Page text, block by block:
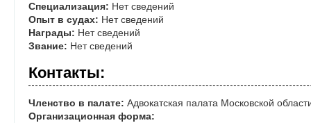
Специализация: Нет сведений
Опыт в судах: Нет сведений
Награды: Нет сведений
Звание: Нет сведений
Контакты:
Членство в палате: Адвокатская палата Московской
Организационная форма: